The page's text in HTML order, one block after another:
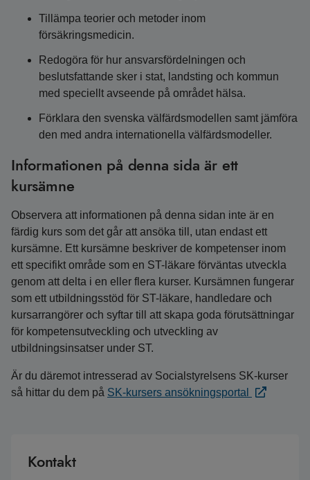
Tillämpa teorier och metoder inom
försäkringsmedicin.
Redogöra för hur ansvarsfördelningen och
beslutsfattande sker i stat, landsting och kommun
med speciellt avseende på området hälsa.
Förklara den svenska välfärdsmodellen samt jämföra
den med andra internationella välfärdsmodeller.
Informationen på denna sida är ett
kursämne
Observera att informationen på denna sidan inte är en
färdig kurs som det går att ansöka till, utan endast ett
kursämne. Ett kursämne beskriver de kompetenser inom
ett specifikt område som en ST-läkare förväntas utveckla
genom att delta i en eller flera kurser. Kursämnen fungerar
som ett utbildningsstöd för ST-läkare, handledare och
kursarrangörer och syftar till att skapa goda förutsättningar
för kompetensutveckling och utveckling av
utbildningsinsatser under ST.
Är du däremot intresserad av Socialstyrelsens SK-kurser
så hittar du dem på SK-kursers ansökningsportal
Kontakt